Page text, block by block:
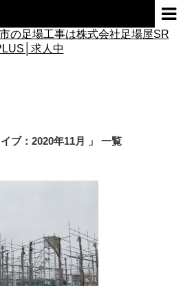
イブ：2020年11月 」 一覧